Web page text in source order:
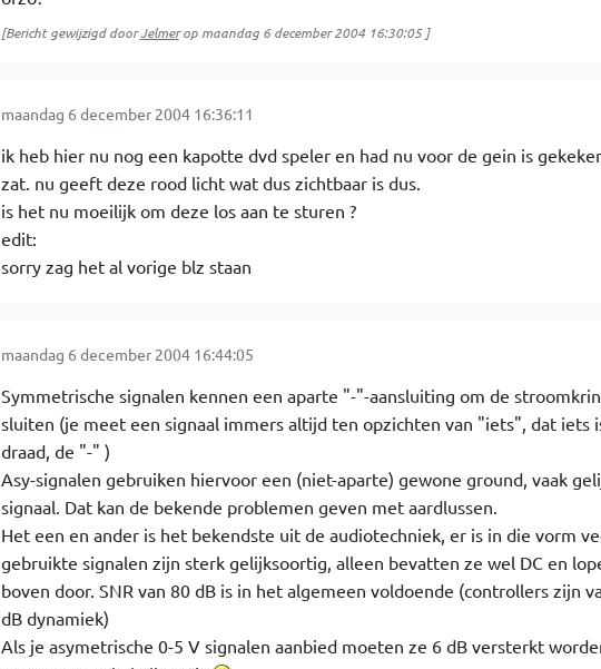
[Bericht gewijzigd doorJelmerop maandag 6 december 2004 16:30:05]
maandag 6 december 2004 16:36:11
ik heb hier nu nog een kapotte dvd speler en had nu voor de gein is
zat. nu geeft deze rood licht wat dus zichtbaar is dus.
is het nu moeilijk om deze los aan te sturen ?
edit:
sorry zag het al vorige blz staan
maandag 6 december 2004 16:44:05
Symmetrische signalen kennen een aparte "-"-aansluiting om de
sluiten (je meet een signaal immers altijd ten opzichten van "iets", dat iets
draad, de "-" )
Asy-signalen gebruiken hiervoor een (niet-aparte) gewone ground, vaak
signaal. Dat kan de bekende problemen geven met aardlussen.
Het een en ander is het bekendste uit de audiotechniek, er is in die vorm
gebruikte signalen zijn sterk gelijksoortig, alleen bevatten ze wel DC en
boven door. SNR van 80 dB is in het algemeen voldoende (controllers zijn
dB dynamiek)
Als je asymetrische 0-5 V signalen aanbied moeten ze 6 dB versterkt